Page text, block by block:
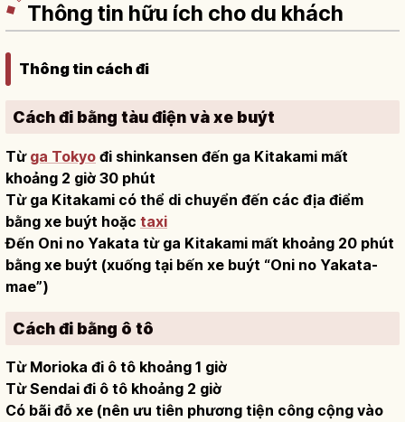
Thông tin hữu ích cho du khách
Thông tin cách đi
Cách đi bằng tàu điện và xe buýt
Từ ga Tokyo đi shinkansen đến ga Kitakami mất
khoảng 2 giờ 30 phút
Từ ga Kitakami có thể di chuyển đến các địa điểm
bằng xe buýt hoặc taxi
Đến Oni no Yakata từ ga Kitakami mất khoảng 20 phút
bằng xe buýt (xuống tại bến xe buýt “Oni no Yakata-
mae”)
Cách đi bằng ô tô
Từ Morioka đi ô tô khoảng 1 giờ
Từ Sendai đi ô tô khoảng 2 giờ
Có bãi đỗ xe (nên ưu tiên phương tiện công cộng vào